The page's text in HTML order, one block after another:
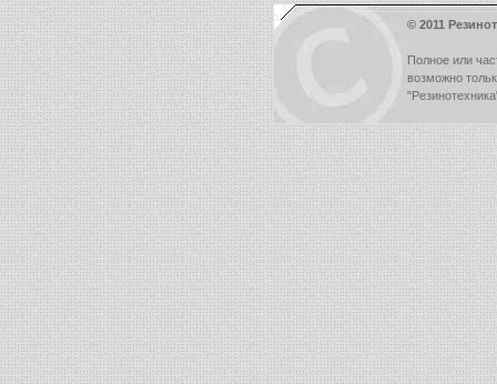
© 2011
Полное или
возможно